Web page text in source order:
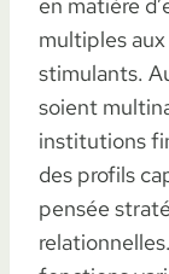
multiples
stimulants.
soient
institutions
des profils
pensée